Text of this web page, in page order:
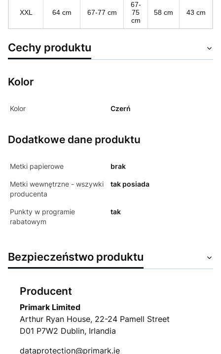
XXL 64 cm 67-77 cm
67-
75
cm
58 cm 43 cm
Cechy produktu
Kolor
Kolor Czerń
Dodatkowe dane produktu
Metki papierowe brak
Metki wewnętrzne - wszywki
producenta
tak posiada
Punkty w programie
rabatowym
tak
Bezpieczeństwo produktu
Producent
Primark Limited
Arthur Ryan House, 22-24 Pamell Street
D01 P7W2 Dublin, Irlandia
dataprotection@primark.ie